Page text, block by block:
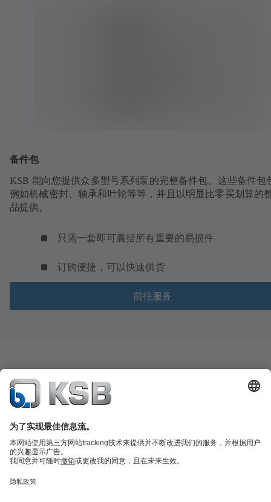
备件包
KSB 能向您提供众多型号系列泵的完整备件包。这些备件包
例如机械密封、轴承和叶轮等等，并且以明显比零买划算的
品提供。
只需一套即可囊括所有重要的易损件
订购便捷，可以快速供货
前往服务